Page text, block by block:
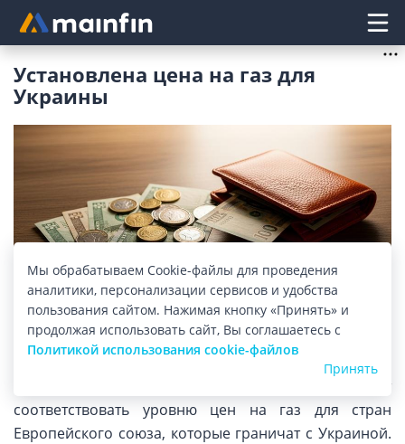
Главное меню
Установлена цена на газ для
Украины
Изображение: mainfin.ru
Стоимость российского газа для Украины с 1
соответствовать уровню цен на газ для стран
Европейского союза, которые граничат с Украиной.
Мы обрабатываем Cookie-файлы для проведения
аналитики, персонализации сервисов и удобства
пользования сайтом. Нажимая кнопку «Принять» и
продолжая использовать сайт, Вы соглашаетесь с
Политикой использования cookie-файлов
Принять